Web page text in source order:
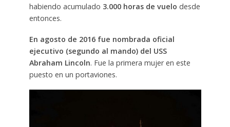
habiendo acumulado 3.000 horas de vuelo desde
entonces.
En agosto de 2016 fue nombrada oficial
ejecutivo (segundo al mando) del USS
Abraham Lincoln. Fue la primera mujer en este
puesto en un portaviones.